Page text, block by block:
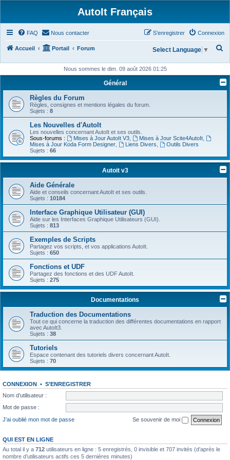
AutoIt Français
FAQ Nous contacter Connexion
S’enregistrer
Accueil Portail Forum
h
r
Select Language ▼
Nous sommes le dim. 09 août 2026 01:25
Général
Règles du Forum
Règles, consignes et mentions légales du forum.
Sujets : 8
Les Nouvelles d'AutoIt
Les nouvelles concernant AutoIt et ses outils.
Sous-forums :
Mises à Jour AutoIt V3, Mises à Jour Scite4AutoIt,
Mises à Jour Koda Form Designer
Liens Divers
Outils Divers
Sujets : 66
Autoit v3
Aide Générale
Aide et conseils concernant AutoIt et ses outils.
Sujets : 10184
Interface Graphique Utilisateur (GUI)
Aide sur les Interfaces Graphique Utilisateurs (GUI).
Sujets : 813
Exemples de Scripts
Partagez vos scripts, et vos applications AutoIt.
Sujets : 650
Fonctions et UDF
Partagez des fonctions et des UDF AutoIt.
Sujets : 275
Documentations
Traduction des Documentations
Tout ce qui concerne la traduction des différentes documentations en rapport
avec AutoIt3.
Sujets : 38
Tutoriels
Espace contenant des tutoriels divers concernant AutoIt.
Sujets : 70
CONNEXION • S’ENREGISTRER
Nom d’utilisateur :
Mot de passe :
J’ai oublié mon mot de passe
Se souvenir de moi
QUI EST EN LIGNE
Au total il y a 712 utilisateurs en ligne : 5 enregistrés, 0 invisible et 707 invités (d’après le
nombre d’utilisateurs actifs ces 5 dernières minutes)